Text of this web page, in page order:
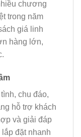
chương
trong năm
giá linh
hàng lớn,
chu đáo,
hỗ trợ khách
và giải đáp
đặt nhanh